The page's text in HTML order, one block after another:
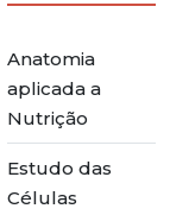
Anatomia
aplicada a
Nutrição
Estudo das
Células